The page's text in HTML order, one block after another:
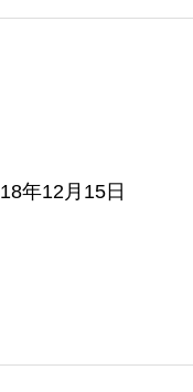
18年12月15日